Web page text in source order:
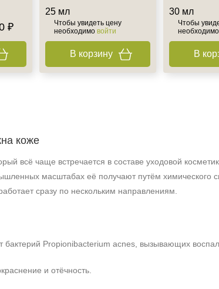
₽
25 мл
Чтобы увидеть цену
необходимо войти
В корзину
30 мл
Чтобы
необходимо
В
коже
всё чаще встречается в составе уходовой
масштабах её получают путём химического
сразу по нескольким направлениям.
бактерий Propionibacterium acnes, вызывающих
и отёчность.